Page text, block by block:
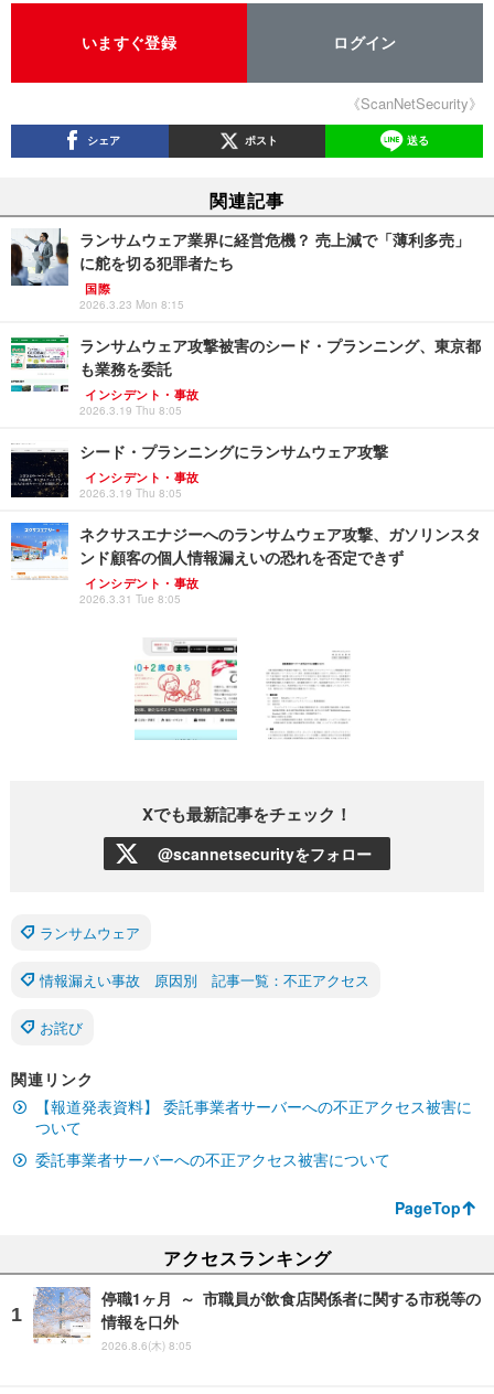
いますぐ登録 ログイン
《ScanNetSecurity》
シェア ポスト 送る
関連記事
ランサムウェア業界に経営危機？ 売上減で「薄利多売」
に舵を切る犯罪者たち
国際
2026.3.23 Mon 8:15
ランサムウェア攻撃被害のシード・プランニング、東京都
も業務を委託
インシデント・事故
2026.3.19 Thu 8:05
シード・プランニングにランサムウェア攻撃
インシデント・事故
2026.3.19 Thu 8:05
ネクサスエナジーへのランサムウェア攻撃、ガソリンスタ
ンド顧客の個人情報漏えいの恐れを否定できず
インシデント・事故
2026.3.31 Tue 8:05
Xでも最新記事をチェック！
@scannetsecurityをフォロー
ランサムウェア
情報漏えい事故 原因別 記事一覧：不正アクセス
お詫び
関連リンク
【報道発表資料】 委託事業者サーバーへの不正アクセス被害に
ついて
委託事業者サーバーへの不正アクセス被害について
PageTop
アクセスランキング
停職1ヶ月 ～ 市職員が飲食店関係者に関する市税等の
情報を口外
2026.8.6(木) 8:05